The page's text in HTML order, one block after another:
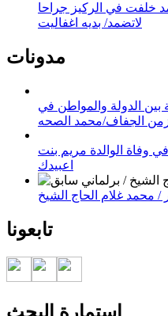
خلفت في الركيز جراحا
لاتضمد/ بديه اغفاليت
مدونات
بين الدولة والمواطن في
الجفاف/محمد الصحه
وفاة الوالدة مريم بنت
اعبيدك
/ محمد غلام الحاج الشيخ
تابعونا